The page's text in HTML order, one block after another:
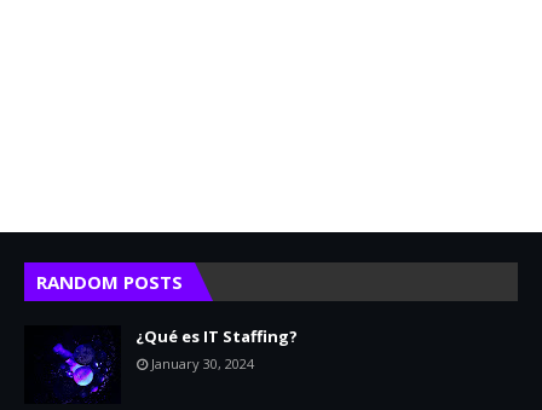
RANDOM POSTS
¿Qué es IT Staffing?
January 30, 2024